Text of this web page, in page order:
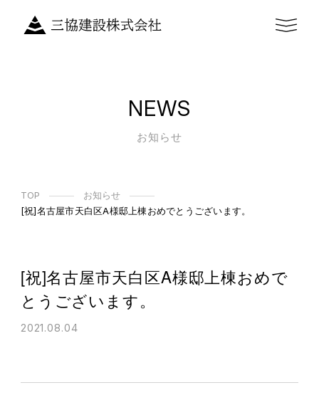
NEWS
お知らせ
TOP
お知らせ
[祝]名古屋市天白区A様邸上棟おめでとうございます。
[祝]名古屋市天白区A様邸上棟おめで
とうございます。
2021.08.04